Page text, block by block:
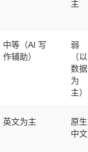
主
中等（AI 写
作辅助）
弱
（以
数据
为
主）
英文为主
原生
中文